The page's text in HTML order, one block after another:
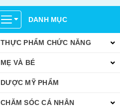
DANH MỤC
THỰC PHẨM CHỨC NĂNG
MẸ VÀ BÉ
DƯỢC MỸ PHẨM
CHĂM SÓC CÁ NHÂN